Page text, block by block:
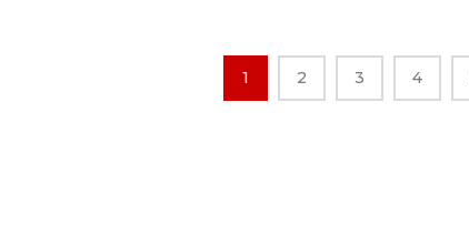
1 2 3 4